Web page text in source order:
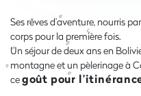
Ses rêves d’aventure, nourris
corps pour la première fois.
Un séjour de deux ans en
montagne et un pèlerinage à
cegoût pour